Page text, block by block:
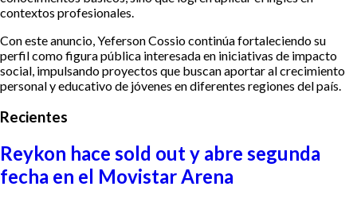
contextos profesionales.
Con este anuncio, Yeferson Cossio continúa fortaleciendo su
perfil como figura pública interesada en iniciativas de impacto
social, impulsando proyectos que buscan aportar al crecimiento
personal y educativo de jóvenes en diferentes regiones del país.
Recientes
Reykon hace sold out y abre segunda
fecha en el Movistar Arena